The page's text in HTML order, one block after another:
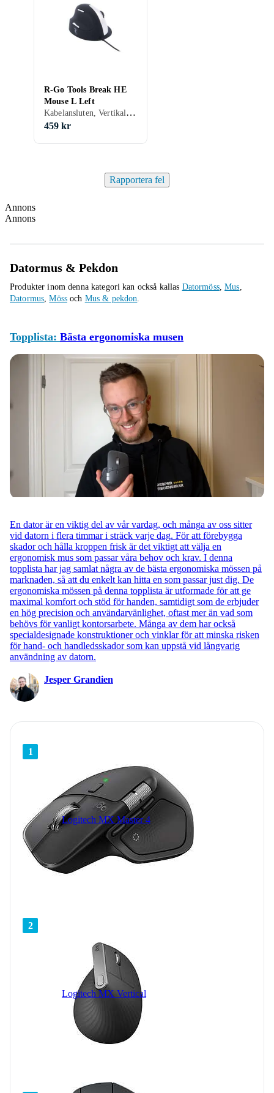
R-Go Tools Break HE
Mouse L Left
Kabelansluten, Vertikal, Ergonomisk, Även för vänsterhänta, Ergonomisk design, 4, 2500 dpi
459 kr
Rapportera fel
Annons
Annons
Datormus & Pekdon
Produkter inom denna kategori kan också kallas Datormöss,Mus,
Datormus,Mössoch Mus & pekdon.
Topplista: Bästa ergonomiska musen
En dator är en viktig del av vår vardag, och många av oss sitter
vid datorn i flera timmar i sträck varje dag. För att förebygga
skador och hålla kroppen frisk är det viktigt att välja en
ergonomisk mus som passar våra behov och krav. I denna
topplista har jag samlat några av de bästa ergonomiska mössen på
marknaden, så att du enkelt kan hitta en som passar just dig. De
ergonomiska mössen på denna topplista är utformade för att ge
maximal komfort och stöd för handen, samtidigt som de erbjuder
en hög precision och användarvänlighet, oftast mer än vad som
behövs för vanligt kontorsarbete. Många av dem har också
specialdesignade konstruktioner och vinklar för att minska risken
för hand- och handledsskador som kan uppstå vid långvarig
användning av datorn.
Jesper Grandien
1
Logitech MX Master 4
2
Logitech MX Vertical